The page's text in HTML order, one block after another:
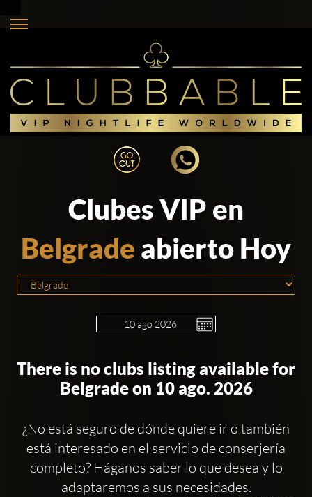
Clubbable
Redes
sociales:
Clubes VIP en
Belgrade abierto Hoy
There is no clubs listing available for
Belgrade on 10 ago. 2026
¿No está seguro de dónde quiere ir o también
está interesado en el servicio de conserjería
completo? Háganos saber lo que desea y lo
adaptaremos a sus necesidades.